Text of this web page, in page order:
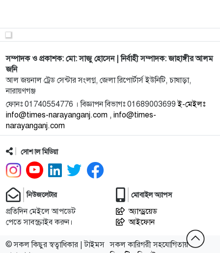
9
নারায়ণগঞ্জবাসীকে ঈদুল আযহা’র শুভেচ্ছা জানিয়েছেন
10
আরও ১৪ সাংবাদিকের ব্যাংক হিসাবের তথ্য তলব
11
শহীদ জিয়ার ৪৫ তম শাহাদাত বার্ষিকী: আনোয়ার প্রধানের
উদ্যোগে
12
তারেক রহমান এর নির্দেশ এ জুলাই গণঅভ্যুত্থানে
13
অপরিচ্ছন্ন পরিবেশ ও জমে থাকা পানি ডেঙ্গুর প্রধান
কারণ:এস এম
14
শিক্ষার্থীরাই আগামীর দেশ গড়ার কারিগর – মামুন মাহমুদ
সম্পাদক ও প্রকাশক: মো: সাজু হোসেন | নির্বাহী সম্পাদক: জাহাঙ্গীর আলম
জনি
আল জয়নাল ট্রেড সেন্টার সংলগ্ন, জেলা রিপোর্টার্স ইউনিটি, চাষাড়া,
নারায়ণগঞ্জ
ফোনঃ 01740554776 । বিজ্ঞাপন বিভাগঃ 01689003699ই-মেইলঃ
info@times-narayanganj.com , info@times-
narayanganj.com
সোশ্যাল মিডিয়া
নিউজলেটার
প্রতিদিন মেইলে আপডেট
পেতে সাবস্ক্রাইব করুন।
মোবাইল অ্যাপস
অ্যান্ড্রয়েড
আইফোন
© সকল কিছুর স্বত্বাধিকার | টাইমস সকল কারিগরী সহযোগিতায়